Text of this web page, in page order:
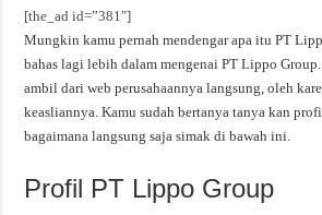
[the_ad id=”381″]
Mungkin kamu pernah mendengar apa itu PT
bahas lagi lebih dalam mengenai PT Lippo
ambil dari web perusahaannya langsung, oleh
keasliannya. Kamu sudah bertanya tanya kan
bagaimana langsung saja simak di bawah ini.
Profil PT Lippo Group